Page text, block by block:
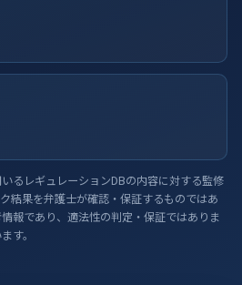
るレギュレーションDBの内容に対する監修
結果を弁護士が確認・保証するものではあ
報であり、適法性の判定・保証ではありま
す。